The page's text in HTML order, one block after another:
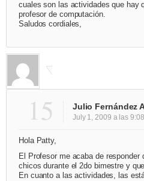
cuales son las actividades que hay
profesor de computación.
Saludos cordiales,
15 Julio Fernández
July 1, 2009 a las
Hola Patty,
El Profesor me acaba de responder
chicos durante el 2do bimestre y
En cuanto a las actividades, las